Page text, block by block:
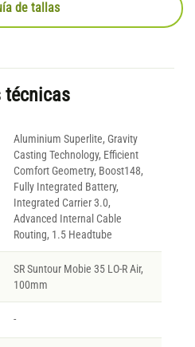
de tallas
técnicas
Aluminium Superlite, Gravity
Casting Technology, Efficient
Comfort Geometry, Boost148,
Fully Integrated Battery,
Integrated Carrier 3.0,
Advanced Internal Cable
Routing, 1.5 Headtube
SR Suntour Mobie 35 LO-R Air,
100mm
-